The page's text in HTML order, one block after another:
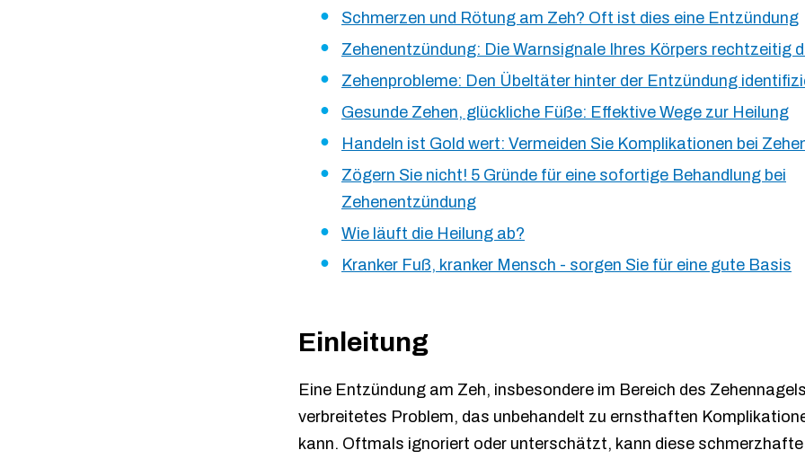
Schmerzen und Rötung am Zeh? Oft ist dies eine Entzündung
Zehenentzündung: Die Warnsignale Ihres Körpers rechtzeitig
Zehenprobleme: Den Übeltäter hinter der Entzündung
Gesunde Zehen, glückliche Füße: Effektive Wege zur Heilung
Handeln ist Gold wert: Vermeiden Sie Komplikationen bei
Zögern Sie nicht! 5 Gründe für eine sofortige Behandlung bei
Zehenentzündung
Wie läuft die Heilung ab?
Kranker Fuß, kranker Mensch - sorgen Sie für eine gute Basis
Einleitung
Eine Entzündung am Zeh, insbesondere im Bereich des
verbreitetes Problem, das unbehandelt zu ernsthaften
kann. Oftmals ignoriert oder unterschätzt, kann diese schmerzhafte